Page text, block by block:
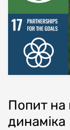
Попит на
динаміка